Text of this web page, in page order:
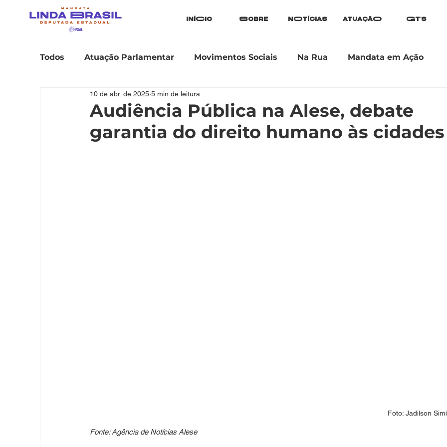
iníCio Sobre nOtícias atuaçãO Gt's
Todos Atuação Parlamentar Movimentos Sociais Na Rua Mandata em Ação
Audiência Pública na Alese, debate
garantia do direito humano às cidades
10 de abr. de 2025 5 min de leitura
Foto: Jadilson
Fonte: Agência de Notícias Alese